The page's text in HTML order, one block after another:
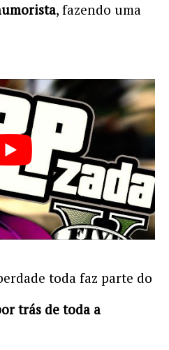
, fazendo uma
toda faz parte do
trás de toda a